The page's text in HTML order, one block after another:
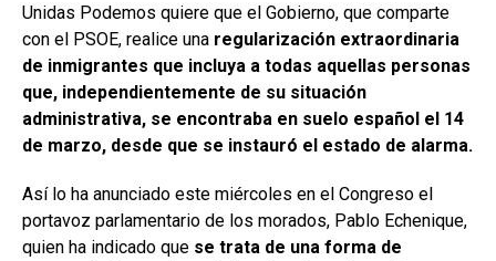
Unidas Podemos quiere que el Gobierno, que comparte
con el PSOE, realice una regularización extraordinaria
de inmigrantes que incluya a todas aquellas personas
que, independientemente de su situación
administrativa, se encontraba en suelo español el 14
de marzo, desde que se instauró el estado de alarma.
Así lo ha anunciado este miércoles en el Congreso el
portavoz parlamentario de los morados, Pablo Echenique,
quien ha indicado que se trata de una forma de